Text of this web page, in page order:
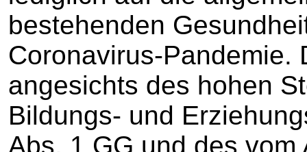
bestehenden
Coronavirus-Pandemie.
angesichts des hohen
Bildungs- und
Abs. 1 GG und des vom